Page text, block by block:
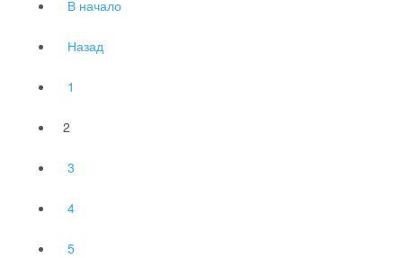
В начало
Назад
1
2
3
4
5